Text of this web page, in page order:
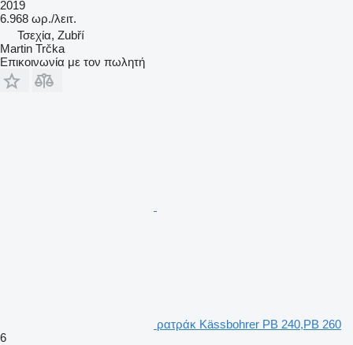
2019
6.968 ωρ./λειτ.
Τσεχία, Zubří
Martin Trčka
Επικοινωνία με τον πωλητή
ρατράκ Kässbohrer PB 240,PB 260
6